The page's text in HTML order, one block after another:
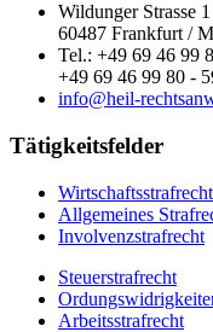
Wildunger Strasse 1
60487 Frankfurt /
Tel.: +49 69 46 99
+49 69 46 99 80 -
info@heil-
Tätigkeitsfelder
Wirtschaftsstrafrecht
Allgemeines
Involvenzstrafrecht
Steuerstrafrecht
Arbeitsstrafrecht